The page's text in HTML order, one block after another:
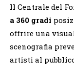
Il Centrale del
a 360 gradi
offrire una
scenografia
artisti al